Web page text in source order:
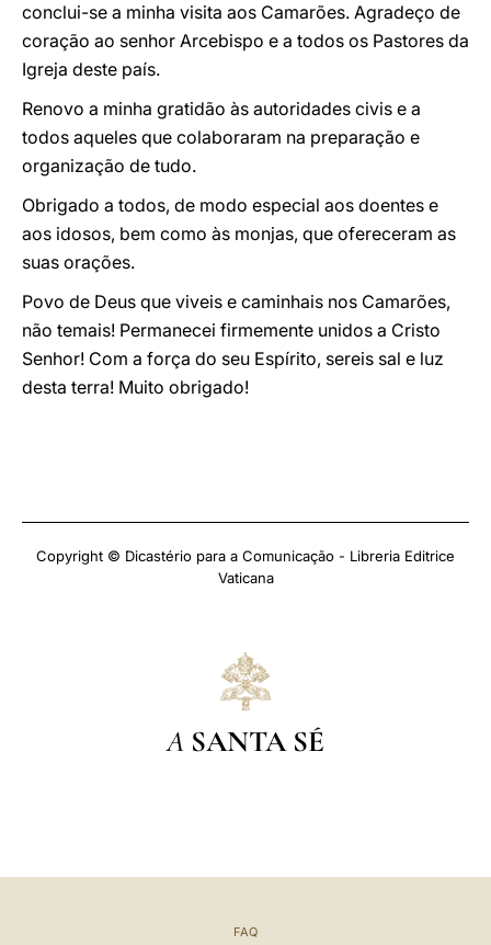
conclui-se a minha visita aos Camarões. Agradeço de
coração ao senhor Arcebispo e a todos os Pastores da
Igreja deste país.
Renovo a minha gratidão às autoridades civis e a
todos aqueles que colaboraram na preparação e
organização de tudo.
Obrigado a todos, de modo especial aos doentes e
aos idosos, bem como às monjas, que ofereceram as
suas orações.
Povo de Deus que viveis e caminhais nos Camarões,
não temais! Permanecei firmemente unidos a Cristo
Senhor! Com a força do seu Espírito, sereis sal e luz
desta terra! Muito obrigado!
Copyright © Dicastério para a Comunicação - Libreria Editrice
Vaticana
A SANTA SÉ
FAQ